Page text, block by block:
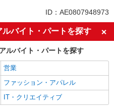
ボーナス・賞与あり
車通勤OK
社会保険あり
ID：AE0807948973
バイト・パートを探す
ルバイト・パートを探す
営業
ファッション・アパレル
IT・クリエイティブ